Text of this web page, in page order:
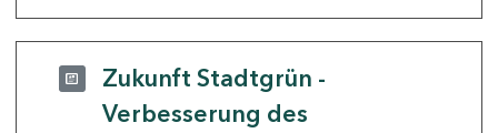
Zukunft Stadtgrün -
Verbesserung des